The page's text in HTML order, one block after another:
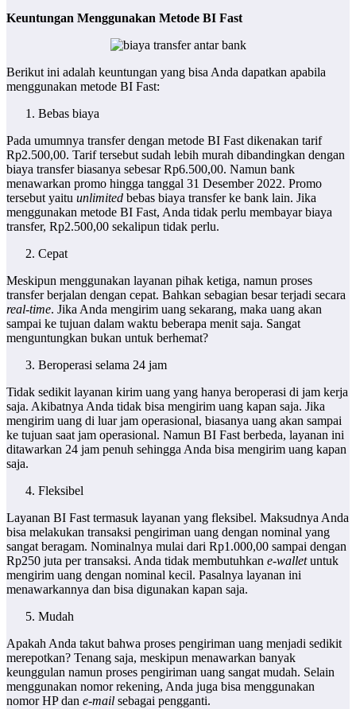
Keuntungan Menggunakan Metode BI Fast
Berikut ini adalah keuntungan yang bisa Anda dapatkan apabila
menggunakan metode BI Fast:
Bebas biaya
Pada umumnya transfer dengan metode BI Fast dikenakan tarif
Rp2.500,00. Tarif tersebut sudah lebih murah dibandingkan dengan
biaya transfer biasanya sebesar Rp6.500,00. Namun bank
menawarkan promo hingga tanggal 31 Desember 2022. Promo
tersebut yaitu unlimited bebas biaya transfer ke bank lain. Jika
menggunakan metode BI Fast, Anda tidak perlu membayar biaya
transfer, Rp2.500,00 sekalipun tidak perlu.
Cepat
Meskipun menggunakan layanan pihak ketiga, namun proses
transfer berjalan dengan cepat. Bahkan sebagian besar terjadi secara
real-time. Jika Anda mengirim uang sekarang, maka uang akan
sampai ke tujuan dalam waktu beberapa menit saja. Sangat
menguntungkan bukan untuk berhemat?
Beroperasi selama 24 jam
Tidak sedikit layanan kirim uang yang hanya beroperasi di jam kerja
saja. Akibatnya Anda tidak bisa mengirim uang kapan saja. Jika
mengirim uang di luar jam operasional, biasanya uang akan sampai
ke tujuan saat jam operasional. Namun BI Fast berbeda, layanan ini
ditawarkan 24 jam penuh sehingga Anda bisa mengirim uang kapan
saja.
Fleksibel
Layanan BI Fast termasuk layanan yang fleksibel. Maksudnya Anda
bisa melakukan transaksi pengiriman uang dengan nominal yang
sangat beragam. Nominalnya mulai dari Rp1.000,00 sampai dengan
Rp250 juta per transaksi. Anda tidak membutuhkan e-walletuntuk
mengirim uang dengan nominal kecil. Pasalnya layanan ini
menawarkannya dan bisa digunakan kapan saja.
Mudah
Apakah Anda takut bahwa proses pengiriman uang menjadi sedikit
merepotkan? Tenang saja, meskipun menawarkan banyak
keunggulan namun proses pengiriman uang sangat mudah. Selain
menggunakan nomor rekening, Anda juga bisa menggunakan
nomor HP dan e-mail sebagai pengganti.